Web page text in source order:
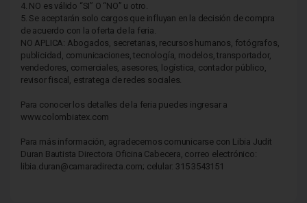
4. NO es válido “SI” O “NO” u otro.
5. Se aceptarán solo cargos que influyan en la decisión de compra
de acuerdo con la oferta de la feria.
NO APLICA: Abogados, secretarias, recursos humanos, fotógrafos,
publicidad, comunicaciones, tecnología, modelos, transportador,
vendedores, comerciales, asesores, logística, contador público,
revisor fiscal, estratega de redes sociales.
Para conocer los detalles de la feria puedes ingresar a
www.colombiatex.com
Para más información, agradecemos comunicarse con Libia Judit
Duran Bautista Directora Oficina Cabecera, correo electrónico:
libia.duran@camaradirecta.com; celular: 315 3543151